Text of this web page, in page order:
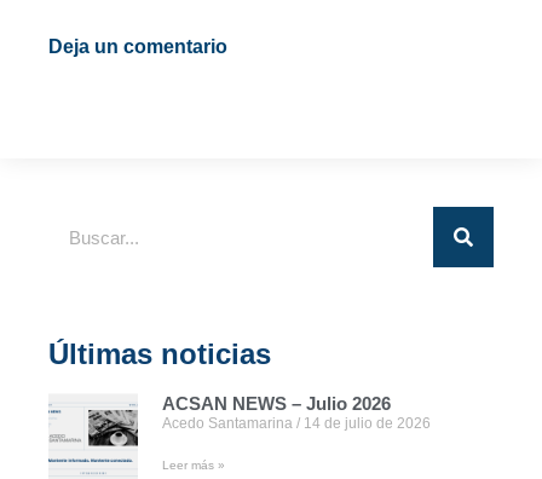
Deja un comentario
Últimas noticias
ACSAN NEWS – Julio 2026
Acedo Santamarina 14 de julio de 2026
Leer más »